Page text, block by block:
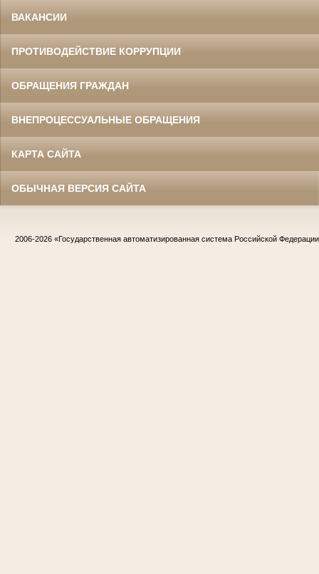
ВАКАНСИИ
ПРОТИВОДЕЙСТВИЕ КОРРУПЦИИ
ОБРАЩЕНИЯ ГРАЖДАН
ВНЕПРОЦЕССУАЛЬНЫЕ ОБРАЩЕНИЯ
КАРТА САЙТА
ОБЫЧНАЯ ВЕРСИЯ САЙТА
2006-2026 «Государственная автоматизированная система Российской